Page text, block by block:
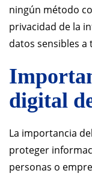
ningún método
privacidad de la
datos sensibles a
digital
La importancia
proteger
personas o